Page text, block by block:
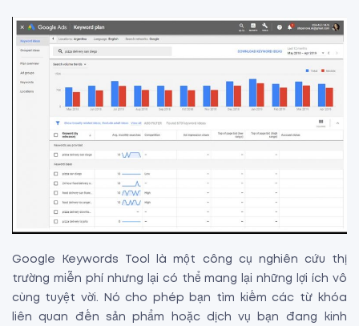
Google Keywords Tool là một công cụ nghiên cứu thị
trường miễn phí nhưng lại có thể mang lại những lợi ích vô
cùng tuyệt vời. Nó cho phép bạn tìm kiếm các từ khóa
liên quan đến sản phẩm hoặc dịch vụ bạn đang kinh